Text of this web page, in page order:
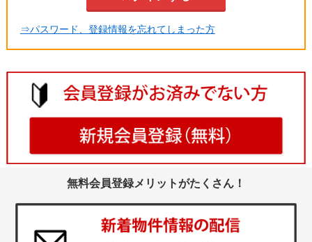
⇒パスワード、登録情報を忘れてしまった方
無料会員登録メリットがたくさん！